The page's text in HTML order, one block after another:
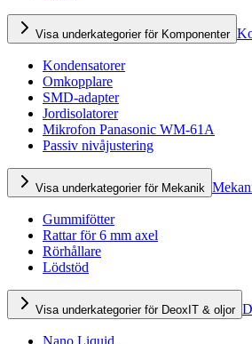
Visa underkategorier för Komponenter
Kondensatorer
Omkopplare
SMD-adapter
Jordisolatorer
Mikrofon Panasonic WM-61A
Passiv nivåjustering
Visa underkategorier för Mekanik
Gummifötter
Rattar för 6 mm axel
Rörhållare
Lödstöd
Visa underkategorier för DeoxIT & oljor
Nano Liquid